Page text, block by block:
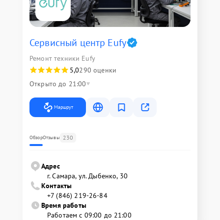
Сервисный центр Eufy
Ремонт техники Eufy
5,0290 оценки
Открыто до 21:00
Маршрут
ОбзорОтзывы 230
Адрес
г. Самара, ул. Дыбенко, 30
Контакты
+7 (846) 219-26-84
Время работы
Работаем с 09:00 до 21:00